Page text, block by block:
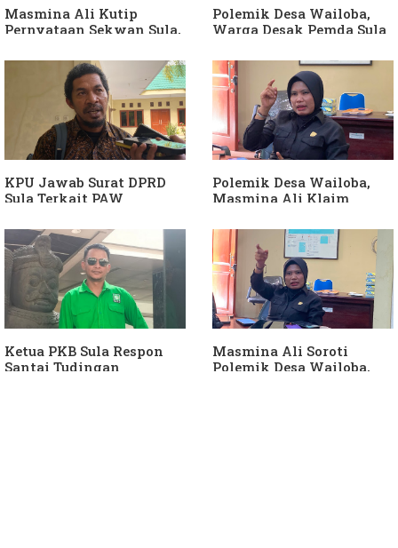
Masmina Ali Kutip
Pernyataan Sekwan Sula,
Diduga Jadikan
Keponakan "ATM
Berjalan"
Polemik Desa Wailoba,
Warga Desak Pemda Sula
APH Usut Dugaan
Penyimpangan Dana Desa
KPU Jawab Surat DPRD
Sula Terkait PAW
Hanura
Polemik Desa Wailoba,
Masmina Ali Klaim
Keterlibatan Ketua PKB
Sula
Ketua PKB Sula Respon
Santai Tudingan
Masmina Ali Soroti
Polemik Desa Wailoba,